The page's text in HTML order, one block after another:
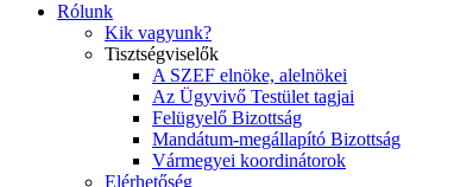
Rólunk
Kik vagyunk?
Tisztségviselők
A SZEF elnöke, alelnökei
Az Ügyvivő Testület tagjai
Felügyelő Bizottság
Mandátum-megállapító Bizottság
Vármegyei koordinátorok
Elérhetőség